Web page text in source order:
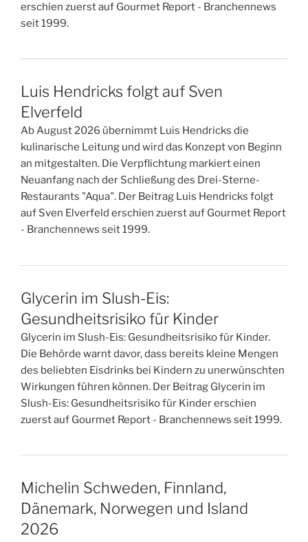
erschien zuerst auf Gourmet Report - Branchennews
seit 1999.
Luis Hendricks folgt auf Sven
Elverfeld
Ab August 2026 übernimmt Luis Hendricks die
kulinarische Leitung und wird das Konzept von Beginn
an mitgestalten. Die Verpflichtung markiert einen
Neuanfang nach der Schließung des Drei-Sterne-
Restaurants "Aqua". Der Beitrag Luis Hendricks folgt
auf Sven Elverfeld erschien zuerst auf Gourmet Report
- Branchennews seit 1999.
Glycerin im Slush-Eis:
Gesundheitsrisiko für Kinder
Glycerin im Slush-Eis: Gesundheitsrisiko für Kinder.
Die Behörde warnt davor, dass bereits kleine Mengen
des beliebten Eisdrinks bei Kindern zu unerwünschten
Wirkungen führen können. Der Beitrag Glycerin im
Slush-Eis: Gesundheitsrisiko für Kinder erschien
zuerst auf Gourmet Report - Branchennews seit 1999.
Michelin Schweden, Finnland,
Dänemark, Norwegen und Island
2026